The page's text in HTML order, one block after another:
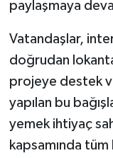
paylaşmaya
Vatandaşlar,
doğrudan
projeye destek
yapılan bu
yemek ihtiyaç
kapsamında